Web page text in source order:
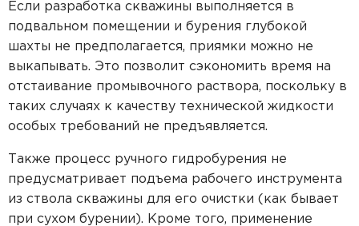
Если разработка скважины выполняется в
подвальном помещении и бурения глубокой
шахты не предполагается, приямки можно не
выкапывать. Это позволит сэкономить время на
отстаивание промывочного раствора, поскольку в
таких случаях к качеству технической жидкости
особых требований не предъявляется.
Также процесс ручного гидробурения не
предусматривает подъема рабочего инструмента
из ствола скважины для его очистки (как бывает
при сухом бурении). Кроме того, применение